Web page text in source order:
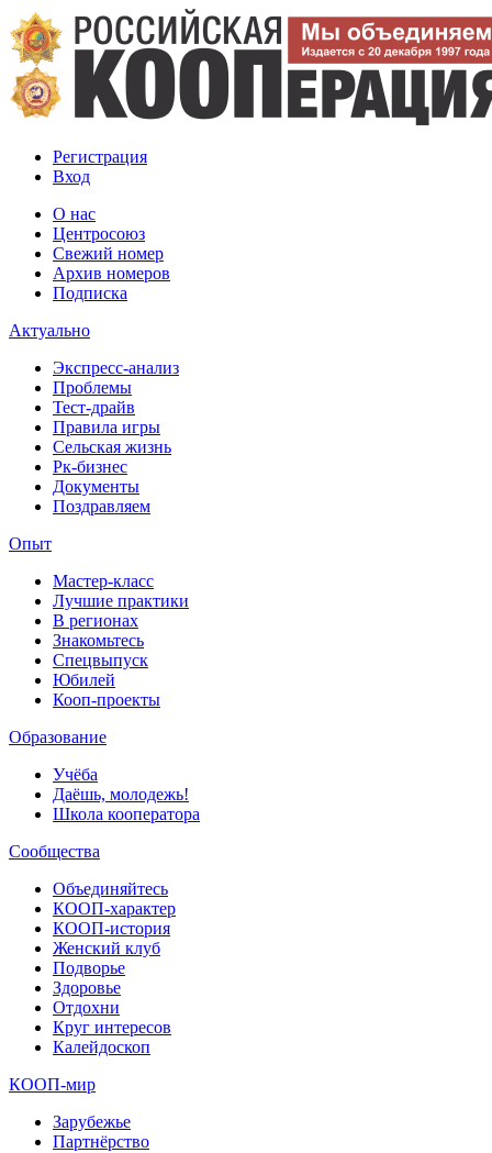
Регистрация
Вход
О нас
Центросоюз
Свежий номер
Архив номеров
Подписка
Актуально
Экспресс-анализ
Проблемы
Тест-драйв
Правила игры
Сельская жизнь
Рк-бизнес
Документы
Поздравляем
Опыт
Мастер-класс
Лучшие практики
В регионах
Знакомьтесь
Спецвыпуск
Юбилей
Кооп-проекты
Образование
Учёба
Даёшь, молодежь!
Школа кооператора
Сообщества
Объединяйтесь
КООП-характер
КООП-история
Женский клуб
Подворье
Здоровье
Отдохни
Круг интересов
Калейдоскоп
КООП-мир
Зарубежье
Партнёрство